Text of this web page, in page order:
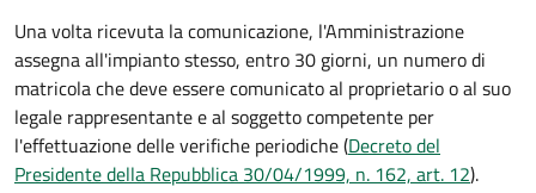
Una volta ricevuta la comunicazione, l'Amministrazione
assegna all'impianto stesso, entro 30 giorni, un numero di
matricola che deve essere comunicato al proprietario o al suo
legale rappresentante e al soggetto competente per
l'effettuazione delle verifiche periodiche (Decreto del
Presidente della Repubblica 30/04/1999, n. 162, art. 12).